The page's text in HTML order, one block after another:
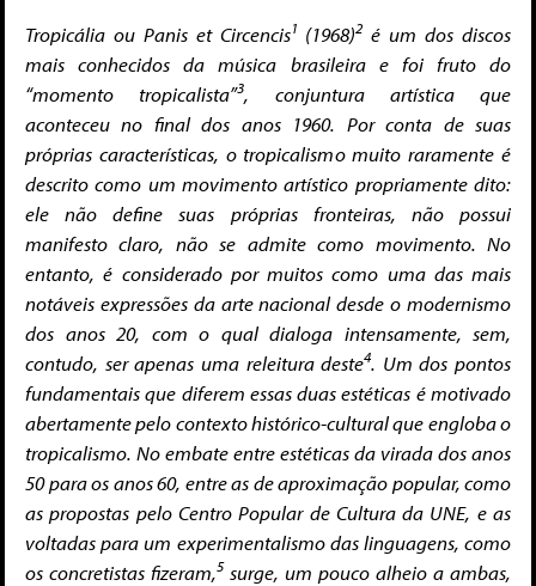
Tropicália ou Panis et Circencis1 (1968)2 é um dos discos
mais conhecidos da música brasileira e foi fruto do
“momento tropicalista”3, conjuntura artística que
aconteceu no final dos anos 1960. Por conta de suas
próprias características, o tropicalismo muito raramente é
descrito como um movimento artístico propriamente dito:
ele não define suas próprias fronteiras, não possui
manifesto claro, não se admite como movimento. No
entanto, é considerado por muitos como uma das mais
notáveis expressões da arte nacional desde o modernismo
dos anos 20, com o qual dialoga intensamente, sem,
contudo, ser apenas uma releitura deste4. Um dos pontos
fundamentais que diferem essas duas estéticas é motivado
abertamente pelo contexto histórico-cultural que engloba o
tropicalismo. No embate entre estéticas da virada dos anos
50 para os anos 60, entre as de aproximação popular, como
as propostas pelo Centro Popular de Cultura da UNE, e as
voltadas para um experimentalismo das linguagens, como
os concretistas fizeram,5surge, um pouco alheio a ambas,